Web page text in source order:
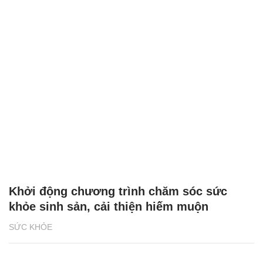
SỨC KHỎE
Khởi động chương trình chăm sóc sức
khỏe sinh sản, cải thiện hiếm muộn